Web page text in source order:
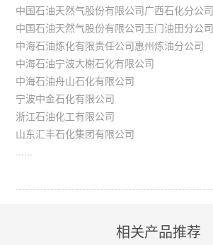
中国石油天然气股份有限公司广西石化分公司
中国石油天然气股份有限公司玉门油田分公司
中海石油炼化有限责任公司惠州炼油分公司
中海石油宁波大榭石化有限公司
中海石油舟山石化有限公司
宁波中金石化有限公司
浙江石油化工有限公司
山东汇丰石化集团有限公司
......
相关产品推荐